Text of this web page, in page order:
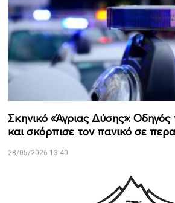
Σκηνικό «Άγριας Δύσης»: Οδηγός
και σκόρπισε τον πανικό σε
28/05/2026 13:40